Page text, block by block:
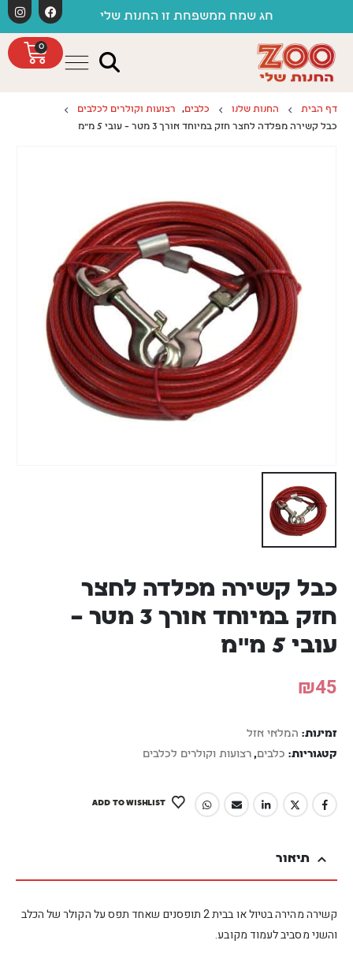
חג שמח ממשפחת זו החנות שלי
0
דף הבית החנות שלנו כלבים,
רצועות וקולרים לכלבים
כבל קשירה מפלדה לחצר חזק במיוחד אורך 3 מטר – עובי 5 מ"מ
כבל קשירה מפלדה לחצר
חזק במיוחד אורך 3 מטר –
עובי 5 מ"מ
₪45
זמינות: המלאי אזל
קטגוריות: כלבים, רצועות וקולרים לכלבים
ADD TO WISHLIST
תיאור
קשירה מהירה בטיול או בבית 2 תופסנים שאחד תפס על הקולר של הכלב
והשני מסביב לעמוד מקובע.